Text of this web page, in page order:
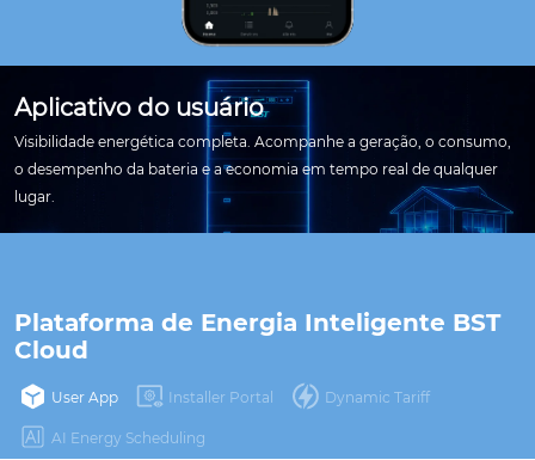
Plataforma de Energia Inteligente BST
Cloud
User App Installer Portal Dynamic Tariff
AI Energy Scheduling
Aplicativo do usuário
Visibilidade energética completa. Acompanhe a geração, o consumo,
o desempenho da bateria e a economia em tempo real de qualquer
lugar.